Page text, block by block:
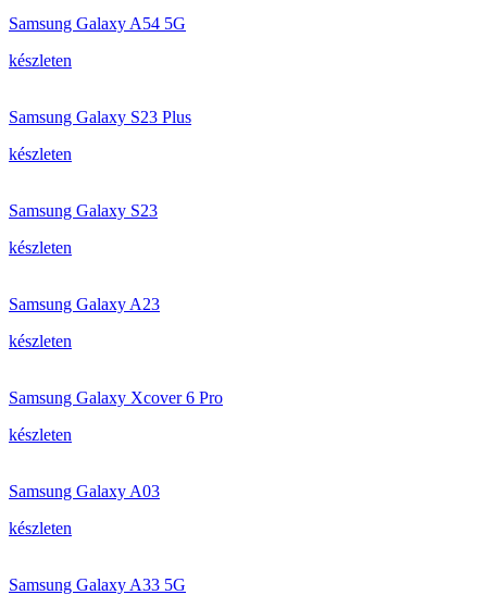
Samsung Galaxy A54 5G
készleten
Samsung Galaxy S23 Plus
készleten
Samsung Galaxy S23
készleten
Samsung Galaxy A23
készleten
Samsung Galaxy Xcover 6 Pro
készleten
Samsung Galaxy A03
készleten
Samsung Galaxy A33 5G